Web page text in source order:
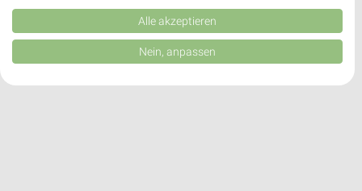
Kombinationen von Daten aus verschiedenen Quellen. Entwicklung und
Verbesserung der Angebote. Verwendung reduzierter Daten zur Auswahl
von Inhalten.
Daten können außerhalb der Europäischen Union weitergegeben und in die
Website/App.
Alle akzeptieren
Nein, anpassen